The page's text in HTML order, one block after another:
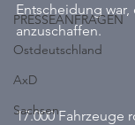
PRESSEANFRAGEN
Ostdeutschland
AxD
Sachsen
Entscheidung war,
anzuschaffen.
17.000 Fahrzeuge